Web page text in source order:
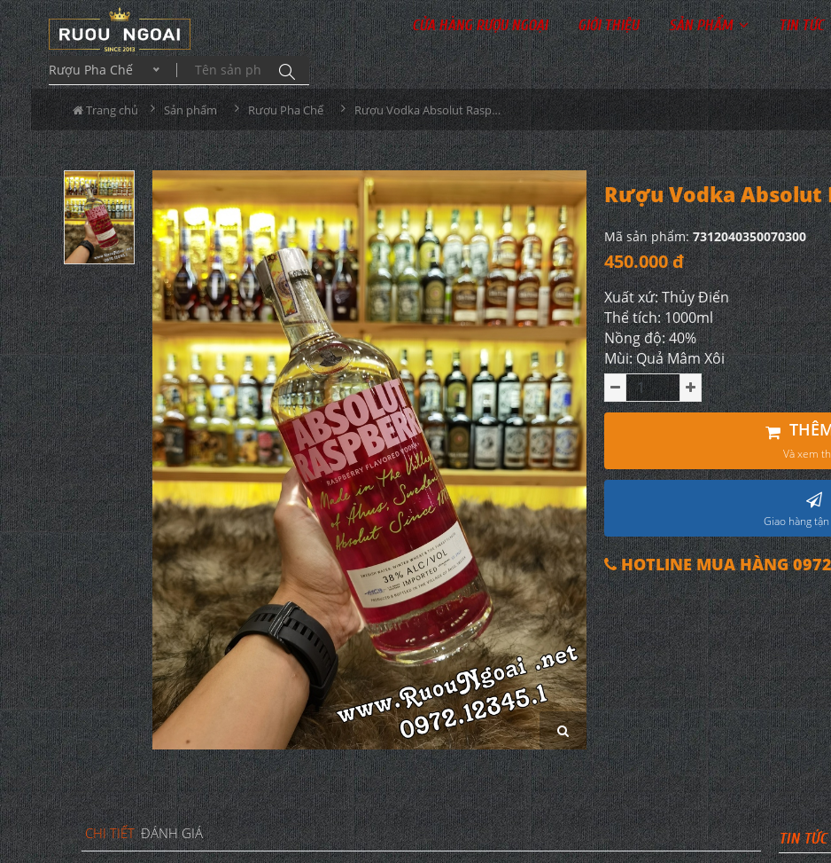
Rượu Pha Chế
CỬA HÀNG RƯỢU NGOẠI GIỚI THIỆU SẢN PHẨM TIN TỨC
Trang chủ Sản phẩm Rượu Pha Chế Rượu Vodka Absolut Raspberri 1L 38%
Rượu Vodka Absolut
Mã sản phẩm:7312040350070300
450.000 đ
Xuất xứ: Thủy Điển
Thể tích: 1000ml
Nồng độ: 40%
Mùi: Quả Mâm Xôi
Và xem
Giao hàng
HOTLINE MUA HÀNG
CHI TIẾT ĐÁNH GIÁ TIN